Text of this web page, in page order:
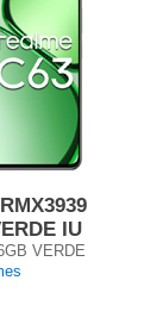
IU
VERDE